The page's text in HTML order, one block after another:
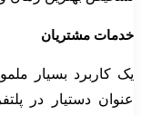
خدمات مشتریان
یک کاربرد بسیار
عنوان دستیار در